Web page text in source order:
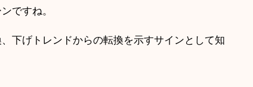
ですね。
下げトレンドからの転換を示すサインとして知